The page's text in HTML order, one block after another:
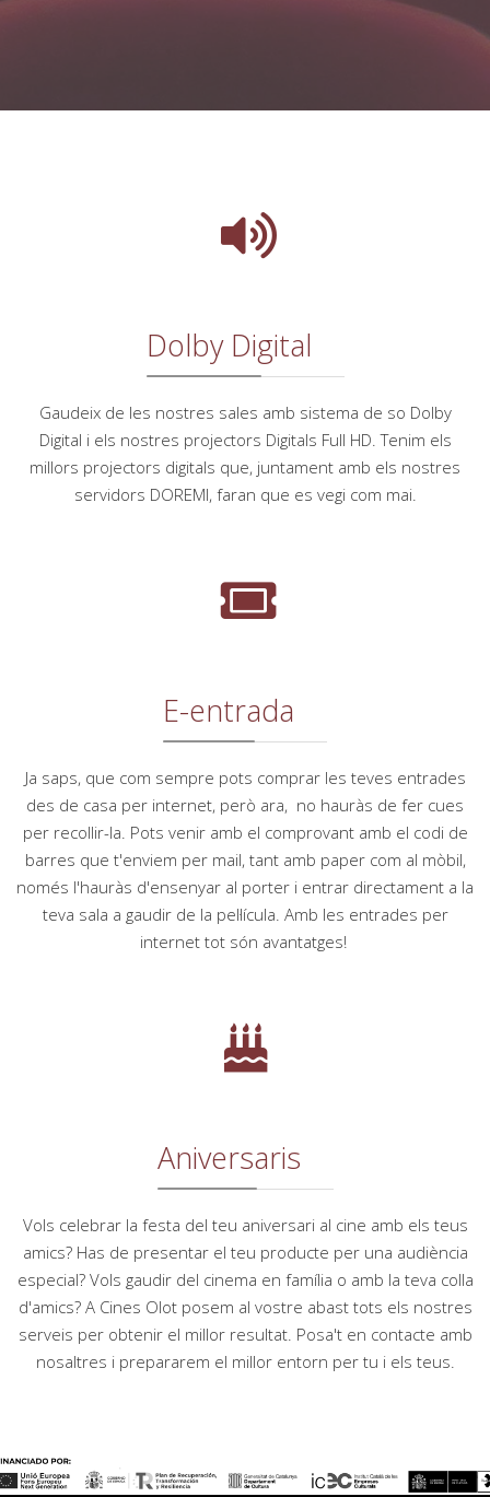
Dolby Digital
Gaudeix de les nostres sales amb sistema de so Dolby
Digital i els nostres projectors Digitals Full HD. Tenim els
millors projectors digitals que, juntament amb els nostres
servidors DOREMI, faran que es vegi com mai.
E-entrada
Ja saps, que com sempre pots comprar les teves entrades
des de casa per internet, però ara, no hauràs de fer cues
per recollir-la. Pots venir amb el comprovant amb el codi de
barres que t'enviem per mail, tant amb paper com al mòbil,
només l'hauràs d'ensenyar al porter i entrar directament a la
teva sala a gaudir de la pel·lícula. Amb les entrades per
internet tot són avantatges!
Aniversaris
Vols celebrar la festa del teu aniversari al cine amb els teus
amics? Has de presentar el teu producte per una audiència
especial? Vols gaudir del cinema en família o amb la teva colla
d'amics? A Cines Olot posem al vostre abast tots els nostres
serveis per obtenir el millor resultat. Posa't en contacte amb
nosaltres i prepararem el millor entorn per tu i els teus.